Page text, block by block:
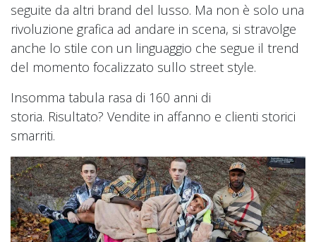
seguite da altri brand del lusso. Ma non è solo una
rivoluzione grafica ad andare in scena, si stravolge
anche lo stile con un linguaggio che segue il trend
del momento focalizzato sullo street style.
Insomma tabula rasa di 160 anni di
storia. Risultato? Vendite in affanno e clienti storici
smarriti.